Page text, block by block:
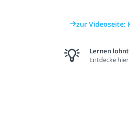
zur Videoseite:
Lernen lohnt
Entdecke